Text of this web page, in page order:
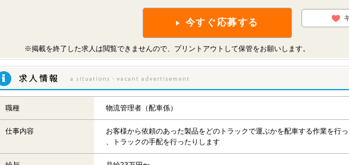
今すぐ応募する
※掲載を終了した求人は閲覧できませんので、プリントアウトして保管をお願いします。
職種
物流管理者（配車係）
仕事内容
お客様から依頼のあった製品をどのトラックで運ぶかを配車する作業を行
、トラックの手配を行ったりします